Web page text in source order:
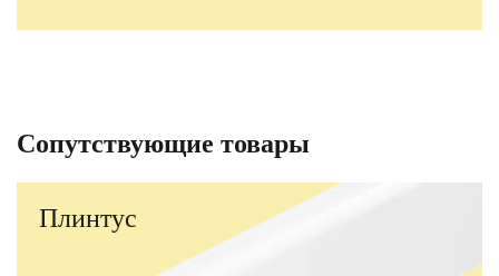
Сопутствующие товары
Плинтус